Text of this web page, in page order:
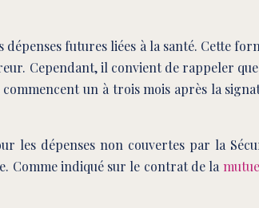
futures liées à la santé. Cette
Cependant, il convient de rappeler
un à trois mois après la
les dépenses non couvertes par la
Comme indiqué sur le contrat de la